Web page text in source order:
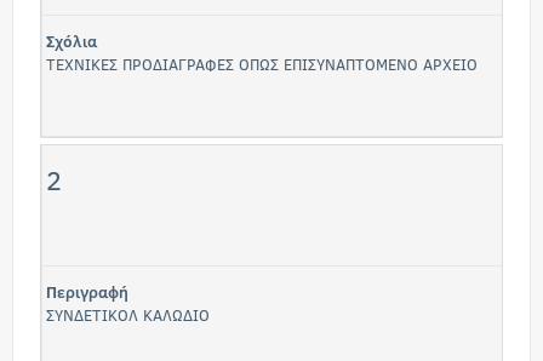
Σχόλια
ΤΕΧΝΙΚΕΣ ΠΡΟΔΙΑΓΡΑΦΕΣ ΟΠΩΣ ΕΠΙΣΥΝΑΠΤΟΜΕΝΟ ΑΡΧΕΙΟ
2
Περιγραφή
ΣΥΝΔΕΤΙΚΟΛ ΚΑΛΩΔΙΟ